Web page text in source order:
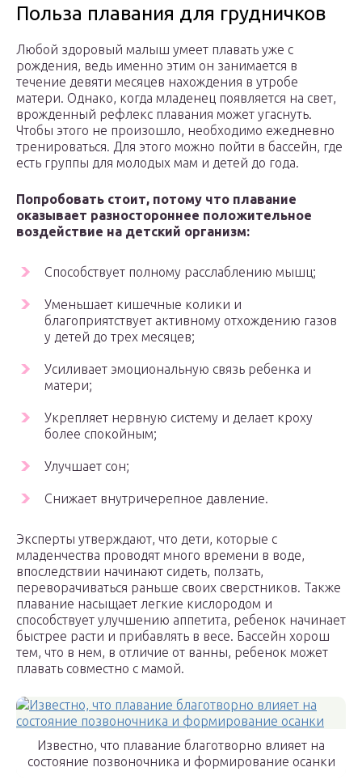
Польза плавания для грудничков
Любой здоровый малыш умеет плавать уже с
рождения, ведь именно этим он занимается в
течение девяти месяцев нахождения в утробе
матери. Однако, когда младенец появляется на свет,
врожденный рефлекс плавания может угаснуть.
Чтобы этого не произошло, необходимо ежедневно
тренироваться. Для этого можно пойти в бассейн, где
есть группы для молодых мам и детей до года.
Попробовать стоит, потому что плавание
оказывает разностороннее положительное
воздействие на детский организм:
Способствует полному расслаблению мышц;
Уменьшает кишечные колики и
благоприятствует активному отхождению газов
у детей до трех месяцев;
Усиливает эмоциональную связь ребенка и
матери;
Укрепляет нервную систему и делает кроху
более спокойным;
Улучшает сон;
Снижает внутричерепное давление.
Эксперты утверждают, что дети, которые с
младенчества проводят много времени в воде,
впоследствии начинают сидеть, ползать,
переворачиваться раньше своих сверстников. Также
плавание насыщает легкие кислородом и
способствует улучшению аппетита, ребенок начинает
быстрее расти и прибавлять в весе. Бассейн хорош
тем, что в нем, в отличие от ванны, ребенок может
плавать совместно с мамой.
Известно, что плавание благотворно влияет на
состояние позвоночника и формирование осанки